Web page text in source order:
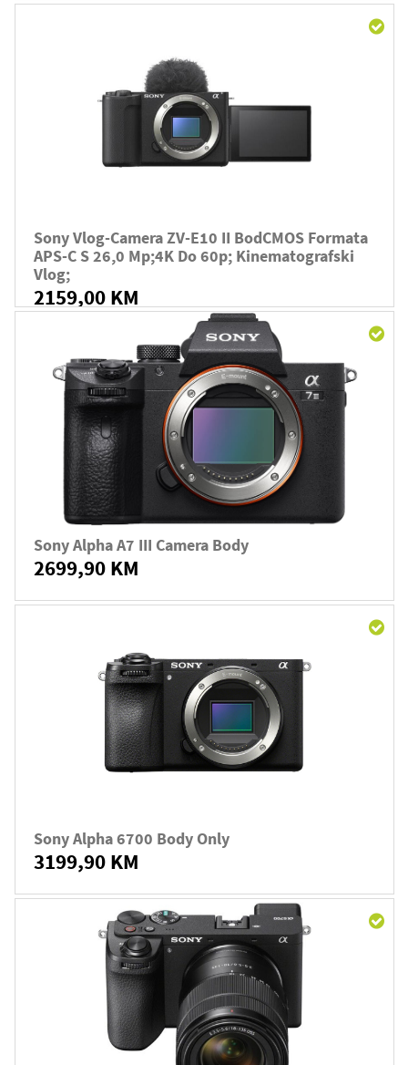
Sony Vlog-Camera ZV-E10 II BodCMOS Formata
APS-C S 26,0 Mp;4K Do 60p; Kinematografski
Vlog;
2159,00 KM
Sony Alpha A7 III Camera Body
2699,90 KM
Sony Alpha 6700 Body Only
3199,90 KM